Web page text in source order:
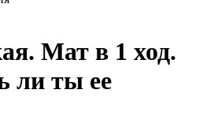
Мат в 1 ход.
ли ты ее